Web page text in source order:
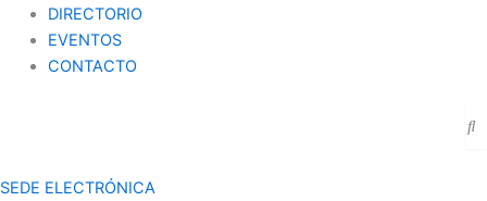
DIRECTORIO
EVENTOS
CONTACTO
SEDE ELECTRÓNICA